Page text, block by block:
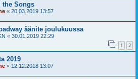
the Songs
« 20.03.2019 13:57
äänite joulukuussa
« 30.01.2019 22:29
1 2
2019
« 12.12.2018 13:07